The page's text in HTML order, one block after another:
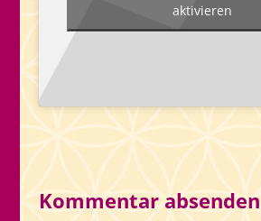
aktivieren
Kommentar absenden